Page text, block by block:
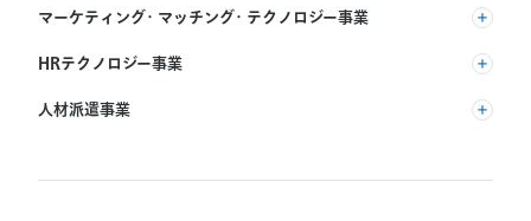
マーケティング・マッチング・テクノロジー事業
(株) リクルート
HRテクノロジー事業
(株) インディードリクルートパートナーズ
Indeed, Inc.
人材派遣事業